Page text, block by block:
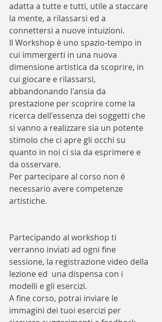
adatta a tutte e tutti, utile a staccare
la mente, a rilassarsi ed a
connettersi a nuove intuizioni.
Il Workshop è uno spazio-tempo in
cui immergerti in una nuova
dimensione artistica da scoprire, in
cui giocare e rilassarsi,
abbandonando l'ansia da
prestazione per scoprire come la
ricerca dell'essenza dei soggetti che
si vanno a realizzare sia un potente
stimolo che ci apre gli occhi su
quanto in noi ci sia da esprimere e
da osservare.
Per partecipare al corso non é
necessario avere competenze
artistiche.
Partecipando al workshop ti
verranno inviati ad ogni fine
sessione, la registrazione video della
lezione ed  una dispensa con i
modelli e gli esercizi.
A fine corso, potrai inviare le
immagini dei tuoi esercizi per